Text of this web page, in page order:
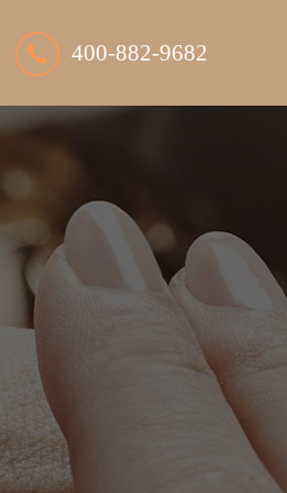
400-882-9682